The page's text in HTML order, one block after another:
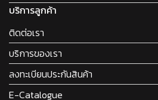
บริการลูกค้า
ติดต่อเรา
บริการของเรา
ลงทะเบียนประกันสินค้า
E-Catalogue